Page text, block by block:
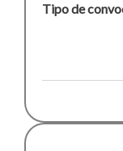
Tipo de